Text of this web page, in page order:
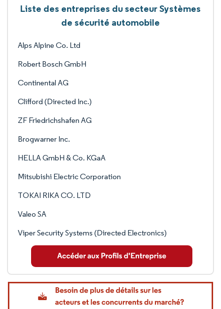
Liste des entreprises du secteur Systèmes
de sécurité automobile
Alps Alpine Co. Ltd
Robert Bosch GmbH
Continental AG
Clifford (Directed Inc.)
ZF Friedrichshafen AG
Brogwarner Inc.
HELLA GmbH & Co. KGaA
Mitsubishi Electric Corporation
TOKAI RIKA CO. LTD
Valeo SA
Viper Security Systems (Directed Electronics)